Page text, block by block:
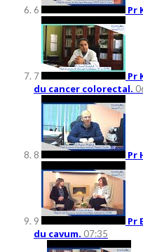
6 Pr
7
Pr
du cancer colorectal.
8 Pr
9
Pr
du cavum. 07:35